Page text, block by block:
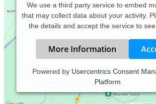
We use a third party service to embed
that may collect data about your activity.
the details and accept the service to see
More Information
Powered by Usercentrics Consent
Platform
Montag, 10:00 bis 15:00 Uhr